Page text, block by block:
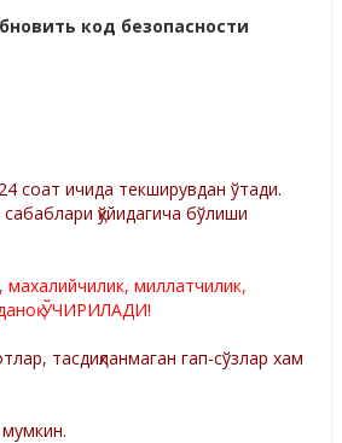
соат ичида текширувдан ўтади.
қўйидагича бўлиши
махалийчилик, миллатчилик,
ЎЧИРИЛАДИ!
тасдиқланмаган гап-сўзлар хам